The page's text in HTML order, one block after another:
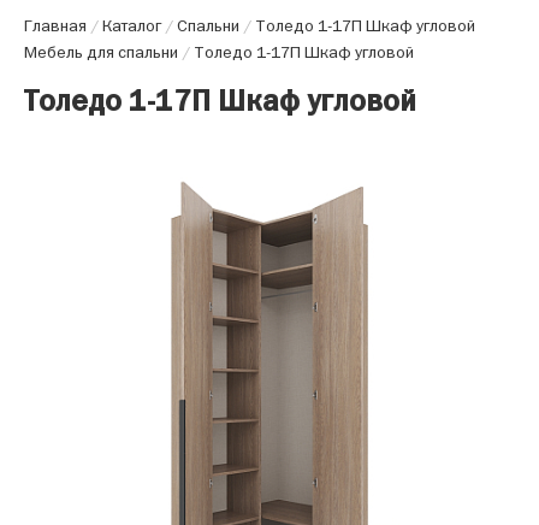
Главная /Каталог/Спальни / Толедо 1-17П Шкаф угловой
Мебель для спальни / Толедо 1-17П Шкаф угловой
Толедо 1-17П Шкаф угловой